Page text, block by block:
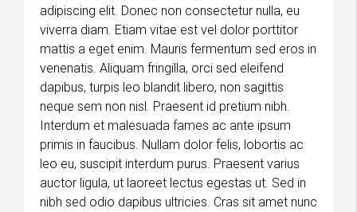
adipiscing elit. Donec non consectetur nulla, eu
viverra diam. Etiam vitae est vel dolor porttitor
mattis a eget enim. Mauris fermentum sed eros in
venenatis. Aliquam fringilla, orci sed eleifend
dapibus, turpis leo blandit libero, non sagittis
neque sem non nisl. Praesent id pretium nibh.
Interdum et malesuada fames ac ante ipsum
primis in faucibus. Nullam dolor felis, lobortis ac
leo eu, suscipit interdum purus. Praesent varius
auctor ligula, ut laoreet lectus egestas ut. Sed in
nibh sed odio dapibus ultricies. Cras sit amet nunc